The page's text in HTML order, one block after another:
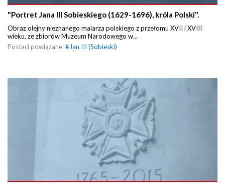
"Portret Jana III Sobieskiego (1629-1696), króla Polski".
Obraz olejny nieznanego malarza polskiego z przełomu XVII i XVIII
wieku, ze zbiorów Muzeum Narodowego w...
Postaci powiązane:# Jan III (Sobieski)